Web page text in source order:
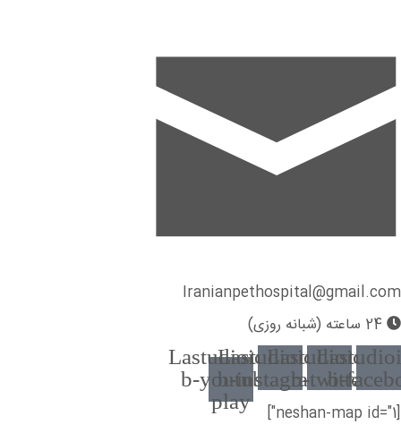
Iranianpethospital@gmail.com
24 ساعته (شبانه روزی)
b-
Lastudioicon-
b-twitter
Lastudioicon-
b-instagram-1
Lastudioicon-
b-youtube-
play
[neshan-map id="1"]